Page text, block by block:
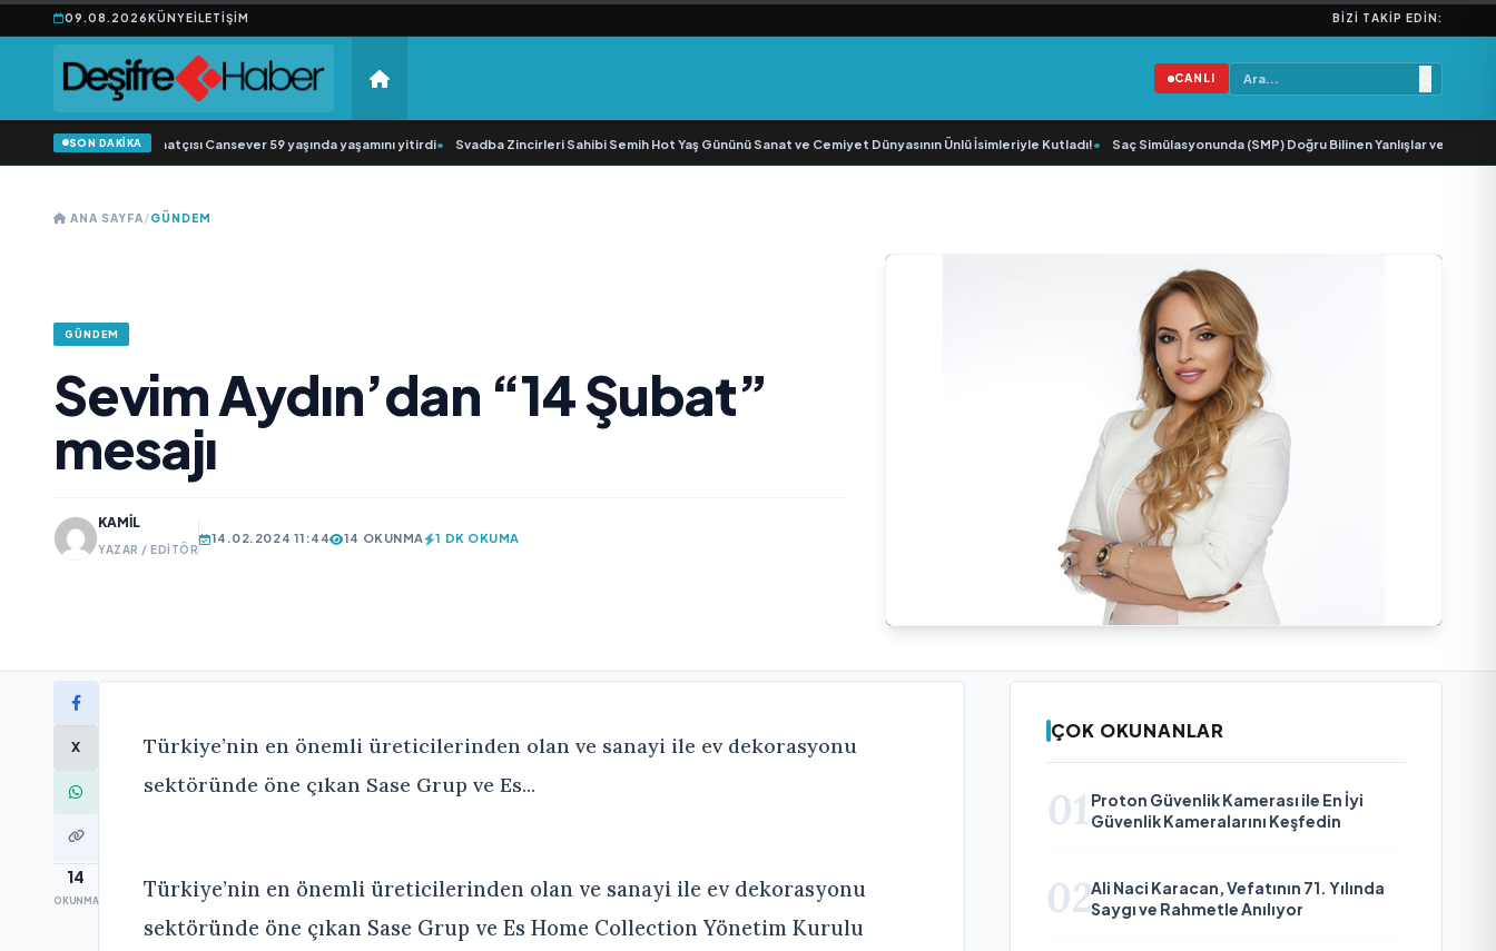
09.08.2026KÜNYEİLETIŞIM BIZI TAKIP EDIN:
CANLI
SON DAKİKA
müziğin sevilen sanatçısı Cansever 59 yaşında yaşamını yitirdi• Svadba Zincirleri Sahibi Semih Hot Yaş Gününü Sanat ve Cemiyet Dünyasının Ünlü İsimleriyle Kutladı!• Saç Simülasyonunda (SMP) Doğru Bilinen Yanlışlar ve Sektörün
ANA SAYFA/GÜNDEM
GÜNDEM
Sevim Aydın’dan “14 Şubat”
mesajı
KAMIL
YAZAR / EDITÖR
14.02.2024 11:44 14 OKUNMA 1 DK OKUMA
X
14
OKUNMA
Türkiye’nin en önemli üreticilerinden olan ve sanayi ile ev dekorasyonu
sektöründe öne çıkan Sase Grup ve Es...
Türkiye’nin en önemli üreticilerinden olan ve sanayi ile ev dekorasyonu
sektöründe öne çıkan Sase Grup ve Es Home Collection Yönetim Kurulu
ÇOK OKUNANLAR
01 Proton Güvenlik Kamerası ile En İyi
Güvenlik Kameralarını Keşfedin
02Ali Naci Karacan, Vefatının 71. Yılında
Saygı ve Rahmetle Anılıyor